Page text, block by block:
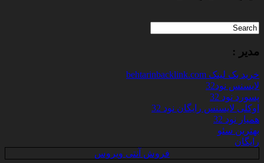
مدیر :
خرید بک لینک behtarinbacklink.com
لایسنس نود32
پسورد نود 32
اوکلی لایسنس رایگان نود 32
همیار نود 32
بهترین سئو
رایگان
فروش آنتی ویروس